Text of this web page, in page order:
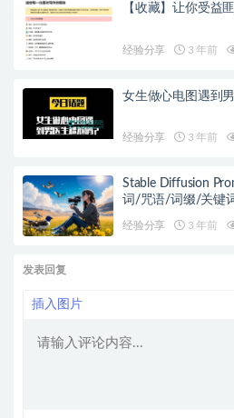
【收藏】让你受益
经验分享 3 年前
女生做心电图遇到
经验分享 3 年前
Stable Diffusion
词/咒语/词缀/关键
经验分享 3 年前
发表回复
插入图片